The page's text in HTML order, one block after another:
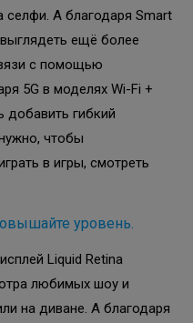
А благодаря Smart
ещё более
с помощью
5G в моделях Wi-Fi +
добавить гибкий
чтобы
в игры, смотреть
уровень.
Liquid Retina
любимых шоу и
на диване. А благодаря